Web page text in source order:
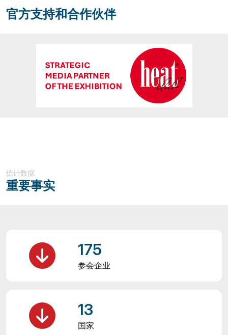
官方支持和合作伙伴
统计数据
重要事实
175
参会企业
13
国家